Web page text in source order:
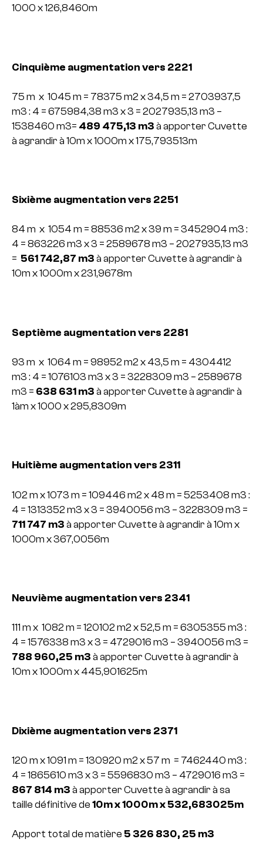
1000 x 126,8460m
Cinquième augmentation vers 2221
75 m x 1045 m = 78375 m2 x 34,5 m = 2703937,5
m3 : 4 = 675984,38 m3 x 3 = 2027935,13 m3 –
1538460 m3= 489 475,13 m3 à apporter Cuvette
à agrandir à 10m x 1000m x 175,793513m
Sixième augmentation vers 2251
84 m x 1054 m = 88536 m2 x 39 m = 3452904 m3 :
4 = 863226 m3 x 3 = 2589678 m3 – 2027935,13 m3
= 561 742,87 m3 à apporter Cuvette à agrandir à
10m x 1000m x 231,9678m
Septième augmentation vers 2281
93 m x 1064 m = 98952 m2 x 43,5 m = 4304412
m3 : 4 = 1076103 m3 x 3 = 3228309 m3 – 2589678
m3 = 638 631 m3 à apporter Cuvette à agrandir à
1àm x 1000 x 295,8309m
Huitième augmentation vers 2311
102 m x 1073 m = 109446 m2 x 48 m = 5253408 m3 :
4 = 1313352 m3 x 3 = 3940056 m3 – 3228309 m3 =
711 747 m3 à apporter Cuvette à agrandir à 10m x
1000m x 367,0056m
Neuvième augmentation vers 2341
111 m x 1082 m = 120102 m2 x 52,5 m = 6305355 m3 :
4 = 1576338 m3 x 3 = 4729016 m3 – 3940056 m3 =
788 960,25 m3 à apporter Cuvette à agrandir à
10m x 1000m x 445,901625m
Dixième augmentation vers 2371
120 m x 1091 m = 130920 m2 x 57 m = 7462440 m3 :
4 = 1865610 m3 x 3 = 5596830 m3 – 4729016 m3 =
867 814 m3 à apporter Cuvette à agrandir à sa
taille définitive de 10m x 1000m x 532,683025m
Apport total de matière 5 326 830, 25 m3